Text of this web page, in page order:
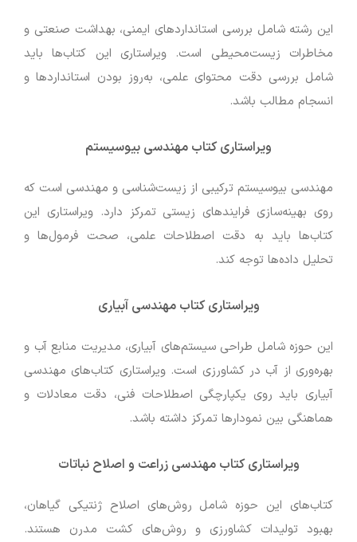
این رشته شامل بررسی استانداردهای ایمنی، بهداشت صنعتی و
مخاطرات زیست‌محیطی است. ویراستاری این کتاب‌ها باید
شامل بررسی دقت محتوای علمی، به‌روز بودن استانداردها و
انسجام مطالب باشد.
ویراستاری کتاب مهندسی بیوسیستم
مهندسی بیوسیستم ترکیبی از زیست‌شناسی و مهندسی است که
روی بهینه‌سازی فرایندهای زیستی تمرکز دارد. ویراستاری این
کتاب‌ها باید به دقت اصطلاحات علمی، صحت فرمول‌ها و
تحلیل داده‌ها توجه کند.
ویراستاری کتاب مهندسی آبیاری
این حوزه شامل طراحی سیستم‌های آبیاری، مدیریت منابع آب و
بهره‌وری از آب در کشاورزی است. ویراستاری کتاب‌های مهندسی
آبیاری باید روی یکپارچگی اصطلاحات فنی، دقت معادلات و
هماهنگی بین نمودارها تمرکز داشته باشد.
ویراستاری کتاب مهندسی زراعت و اصلاح نباتات
کتاب‌های این حوزه شامل روش‌های اصلاح ژنتیکی گیاهان،
بهبود تولیدات کشاورزی و روش‌های کشت مدرن هستند.